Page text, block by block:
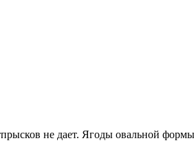
не дает. Ягоды овальной